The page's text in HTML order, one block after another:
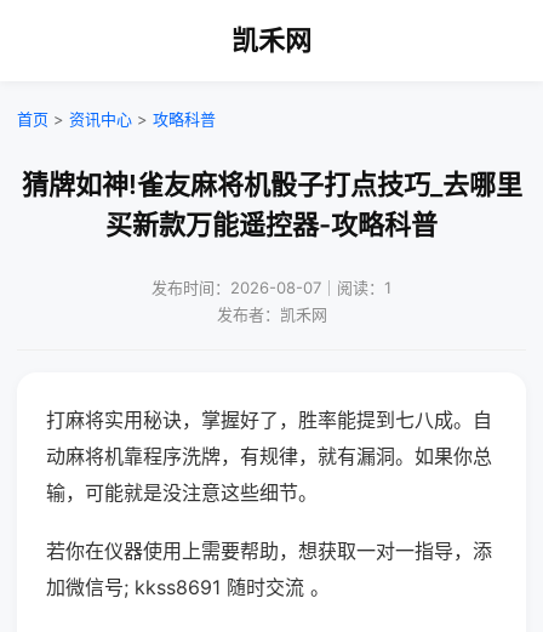
凯禾网
首页 > 资讯中心 > 攻略科普
猜牌如神!雀友麻将机骰子打点技巧_去哪里
买新款万能遥控器-攻略科普
发布时间：2026-08-07｜阅读：1
发布者：凯禾网
打麻将实用秘诀，掌握好了，胜率能提到七八成。自
动麻将机靠程序洗牌，有规律，就有漏洞。如果你总
输，可能就是没注意这些细节。
若你在仪器使用上需要帮助，想获取一对一指导，添
加微信号; kkss8691 随时交流 。